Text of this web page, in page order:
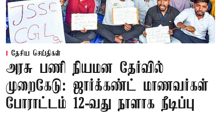
தேசிய செய்திகள்
அரசு பணி நியமன தேர்வில்
முறைகேடு: ஜார்க்கண்ட் மாணவர்கள்
போராட்டம் 12-வது நாளாக நீடிப்பு